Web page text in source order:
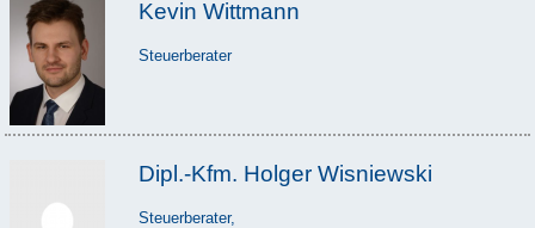
Kevin Wittmann
Steuerberater
Dipl.-Kfm. Holger Wisniewski
Steuerberater,